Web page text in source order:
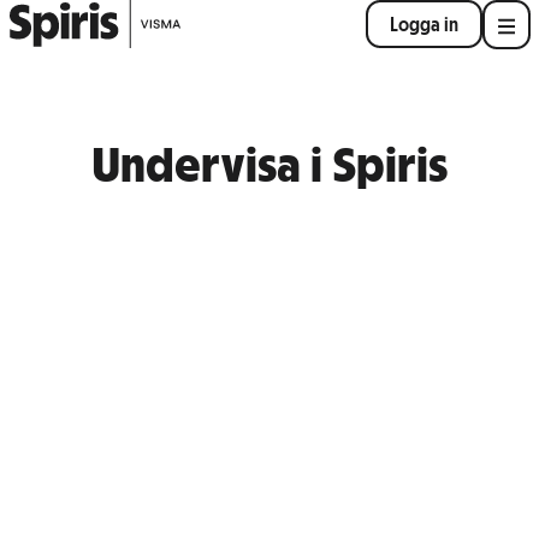
Logga in
Undervisa i Spiris